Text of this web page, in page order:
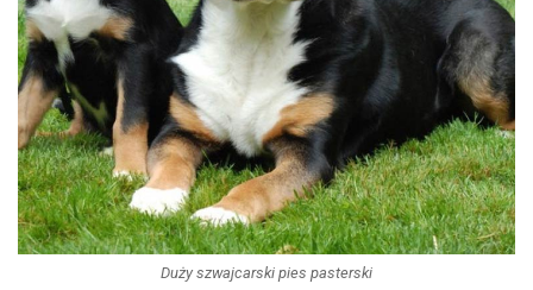
Duży szwajcarski pies pasterski